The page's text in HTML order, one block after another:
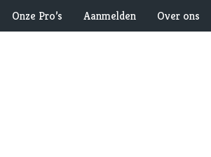
Onze Pro’s Aanmelden Over ons